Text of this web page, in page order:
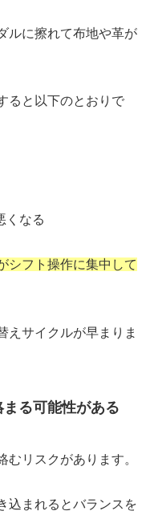
ルに擦れて布地や革が
ると以下のとおりで
くなる
シフト操作に集中して
えサイクルが早まりま
る可能性がある
リスクがあります。
込まれるとバランスを